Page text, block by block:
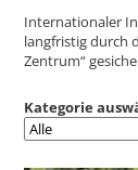
Internationaler
langfristig durch
Zentrum“
Kategorie